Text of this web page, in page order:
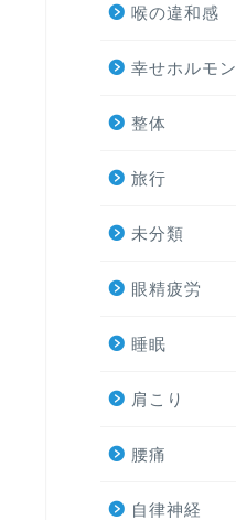
喉の違和感
幸せホルモン
整体
旅行
未分類
眼精疲労
睡眠
肩こり
腰痛
自律神経